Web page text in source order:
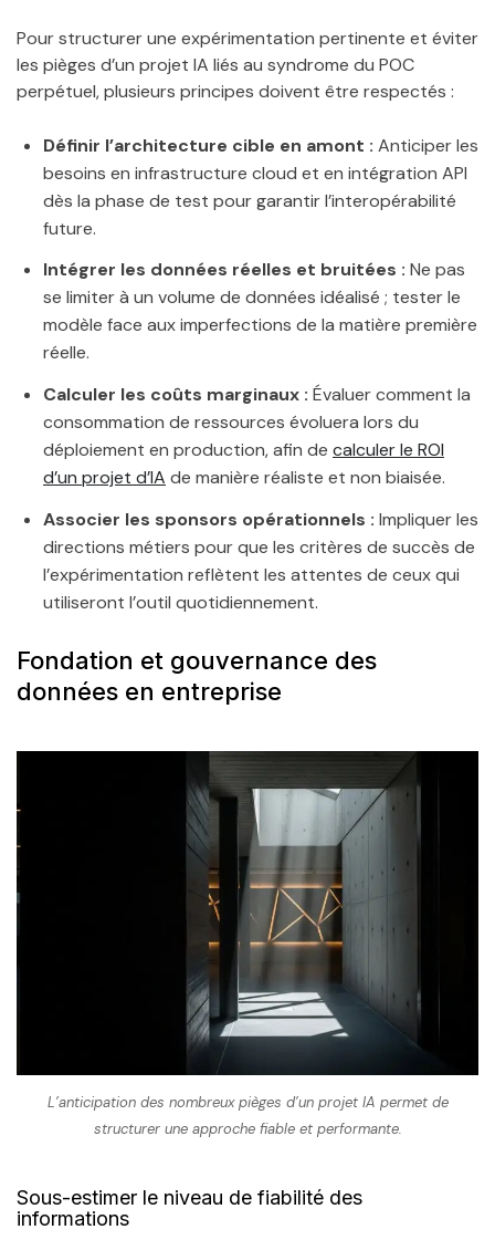
Pour structurer une expérimentation pertinente et éviter
les pièges d’un projet IA liés au syndrome du POC
perpétuel, plusieurs principes doivent être respectés :
Définir l’architecture cible en amont : Anticiper les
besoins en infrastructure cloud et en intégration API
dès la phase de test pour garantir l’interopérabilité
future.
Intégrer les données réelles et bruitées : Ne pas
se limiter à un volume de données idéalisé ; tester le
modèle face aux imperfections de la matière première
réelle.
Calculer les coûts marginaux : Évaluer comment la
consommation de ressources évoluera lors du
déploiement en production, afin de calculer le ROI
d’un projet d’IA de manière réaliste et non biaisée.
Associer les sponsors opérationnels : Impliquer les
directions métiers pour que les critères de succès de
l’expérimentation reflètent les attentes de ceux qui
utiliseront l’outil quotidiennement.
Fondation et gouvernance des
données en entreprise
L’anticipation des nombreux pièges d’un projet IA permet de
structurer une approche fiable et performante.
Sous-estimer le niveau de fiabilité des
informations